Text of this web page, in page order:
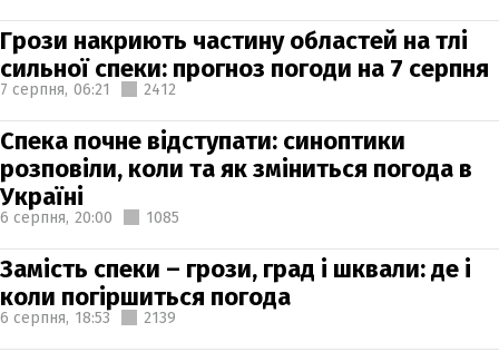
Грози накриють частину областей на тлі
сильної спеки: прогноз погоди на 7 серпня
7 серпня, 06:21 2412
Спека почне відступати: синоптики
розповіли, коли та як зміниться погода в
Україні
6 серпня, 20:00 1085
Замість спеки – грози, град і шквали: де і
коли погіршиться погода
6 серпня, 18:53 2139